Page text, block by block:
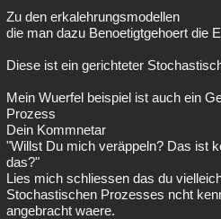
Zu den erkalehrungsmodellen
die man dazu Benoetigtgehoert die
Diese ist ein gerichteter
Mein Wuerfel beispiel ist auch ein
Prozess
Dein Kommnetar
"Willst Du mich veräppeln? Das ist
das?"
Lies mich schliessen das du
Stochastischen Prozesses ncht
angebracht waere.